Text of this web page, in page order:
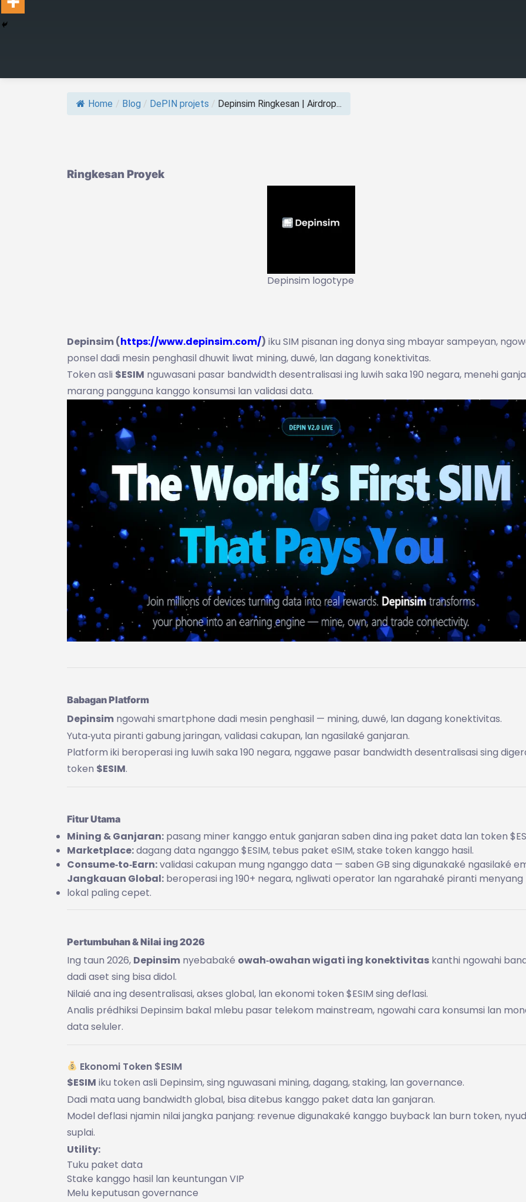
Home / Blog / DePIN projets / Depinsim Ringkesan | Airdrop...
Ringkesan Proyek
Depinsim logotype
Depinsim (https://www.depinsim.com/) iku SIM pisanan ing donya sing mbayar sampeyan,
ponsel dadi mesin penghasil dhuwit liwat mining, duwé, lan dagang konektivitas.
Token asli $ESIM nguwasani pasar bandwidth desentralisasi ing luwih saka 190 negara, menehi
marang pangguna kanggo konsumsi lan validasi data.
Babagan Platform
Depinsim ngowahi smartphone dadi mesin penghasil — mining, duwé, lan dagang konektivitas.
Yuta‑yuta piranti gabung jaringan, validasi cakupan, lan ngasilaké ganjaran.
Platform iki beroperasi ing luwih saka 190 negara, nggawe pasar bandwidth desentralisasi sing
token $ESIM.
Fitur Utama
Mining & Ganjaran: pasang miner kanggo entuk ganjaran saben dina ing paket data lan token
Marketplace:dagang data nganggo $ESIM, tebus paket eSIM, stake token kanggo hasil.
Consume‑to‑Earn:validasi cakupan mung nganggo data — saben GB sing digunakaké ngasilaké
Jangkauan Global: beroperasi ing 190+ negara, ngliwati operator lan ngarahaké piranti menyang
lokal paling cepet.
Pertumbuhan & Nilai ing 2026
Ing taun 2026, Depinsim nyebabaké owah‑owahan wigati ing konektivitas kanthi ngowahi
dadi aset sing bisa didol.
Nilaié ana ing desentralisasi, akses global, lan ekonomi token $ESIM sing deflasi.
Analis prédhiksi Depinsim bakal mlebu pasar telekom mainstream, ngowahi cara konsumsi lan
data seluler.
Ekonomi Token $ESIM
$ESIM iku token asli Depinsim, sing nguwasani mining, dagang, staking, lan governance.
Dadi mata uang bandwidth global, bisa ditebus kanggo paket data lan ganjaran.
Model deflasi njamin nilai jangka panjang: revenue digunakaké kanggo buyback lan burn token,
suplai.
Utility:
Tuku paket data
Stake kanggo hasil lan keuntungan VIP
Melu keputusan governance